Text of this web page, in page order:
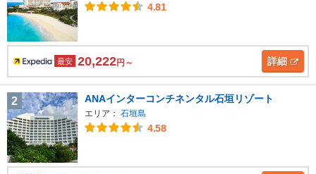
4.81
最安 20,222円～ 詳細
2 ANAインターコンチネンタル石垣リゾート
エリア： 石垣島
4.58